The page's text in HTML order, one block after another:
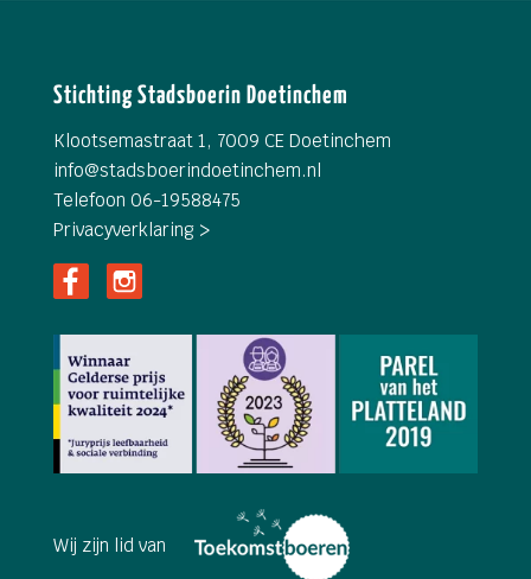
Stichting Stadsboerin Doetinchem
Klootsemastraat 1, 7009 CE Doetinchem
info@stadsboerindoetinchem.nl
Telefoon 06-19588475
Privacyverklaring >
Wij zijn lid van